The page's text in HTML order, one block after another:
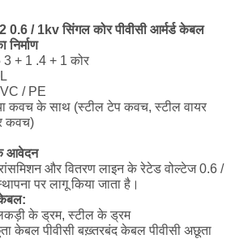
/ 1kv सिंगल कोर पीवीसी आर्मर्ड केबल
3 + 1 .4 + 1 कोर
/ PE
कवच के साथ (स्टील टेप कवच, स्टील वायर
कवच)
आवेदन
और वितरण लाइन के रेटेड वोल्टेज 0.6 /
पर लागू किया जाता है।
के ड्रम, स्टील के ड्रम
केबल पीवीसी बख़्तरबंद केबल पीवीसी अछूता